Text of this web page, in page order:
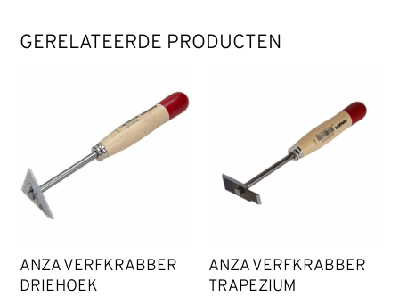
GERELATEERDE PRODUCTEN
ANZA VERFKRABBER
DRIEHOEK
ANZA VERFKRABBER
TRAPEZIUM